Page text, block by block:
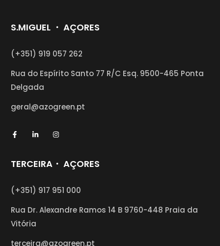
S.MIGUEL ・ AÇORES
(+351) 919 057 262
Rua do Espírito Santo 77 R/C Esq. 9500-465 Ponta
Delgada
geral@azogreen.pt
TERCEIRA・ AÇORES
(+351) 917 951 000
Rua Dr. Alexandre Ramos 14 B 9760-448 Praia da
Vitória
terceira@azogreen.pt